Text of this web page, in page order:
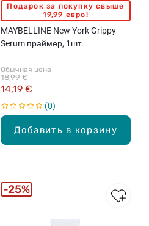
Добавить в корзину
Подарок за покупку свыше
19,99 евро!
MAYBELLINE New York Grippy
Serum праймер, 1шт.
Обычная цена
14,19 €
18,99 €
0
25%